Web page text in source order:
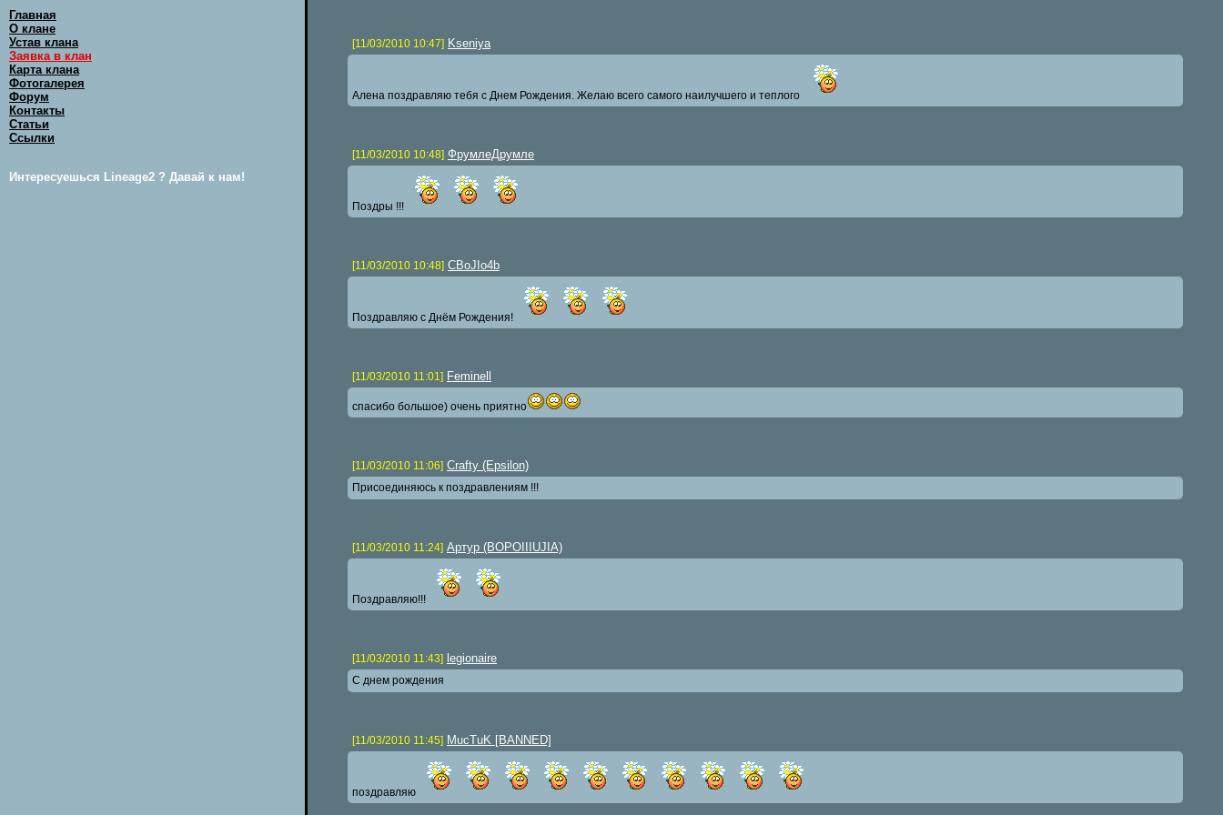
Главная
О клане
Устав клана
Заявка в клан
Карта клана
Фотогалерея
Форум
Контакты
Статьи
Ссылки
Интересуешься Lineage2 ? Давай к нам!
[11/03/2010 10:47] Kseniya
Алена поздравляю тебя с Днем Рождения. Желаю всего самого наилучшего и теплого
[11/03/2010 10:48] ФрумлеДрумле
Поздры !!!
[11/03/2010 10:48] CBoJIo4b
Поздравляю с Днём Рождения!
[11/03/2010 11:01] Feminell
спасибо большое) очень приятно
[11/03/2010 11:06] Crafty (Epsilon)
Присоединяюсь к поздравлениям !!!
[11/03/2010 11:24] Артур (BOPOIIIUJIA)
Поздравляю!!!
[11/03/2010 11:43] legionaire
С днем рождения
[11/03/2010 11:45] MucTuK [BANNED]
поздравляю